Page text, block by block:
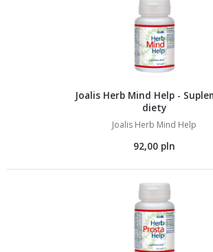
Joalis Herb Mind Help -
diety
Joalis Herb Mind Help
92,00 pln